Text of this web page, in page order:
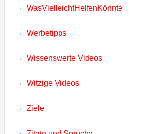
WasVielleichtHelfenKönnte
Werbetipps
Wissenswerte Videos
Witzige Videos
Ziele